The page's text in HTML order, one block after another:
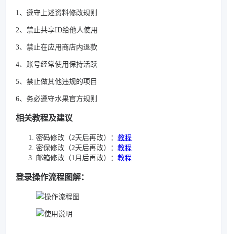
1、遵守上述资料修改规则
2、禁止共享ID给他人使用
3、禁止在应用商店内退款
4、账号经常使用保持活跃
5、禁止做其他违规的项目
6、务必遵守水果官方规则
相关教程及建议
密码修改（2天后再改）： 教程
密保修改（2天后再改）： 教程
邮箱修改（1月后再改）： 教程
登录操作流程图解：